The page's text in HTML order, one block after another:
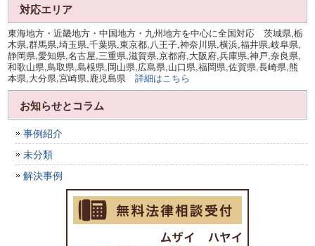
対応エリア
東海地方・近畿地方・中国地方・九州地方を中心に全国対応 茨城県,栃
木県,群馬県,埼玉県,千葉県,東京都,八王子,神奈川県,横浜,福井県,岐阜県,
静岡県,愛知県,名古屋,三重県,滋賀県,京都府,大阪府,兵庫県,神戸,奈良県,
和歌山県,鳥取県,島根県,岡山県,広島県,山口県,福岡県,佐賀県,長崎県,熊
本県,大分県,宮崎県,鹿児島県詳細はこちら
お知らせとコラム
事例紹介
未分類
解決事例